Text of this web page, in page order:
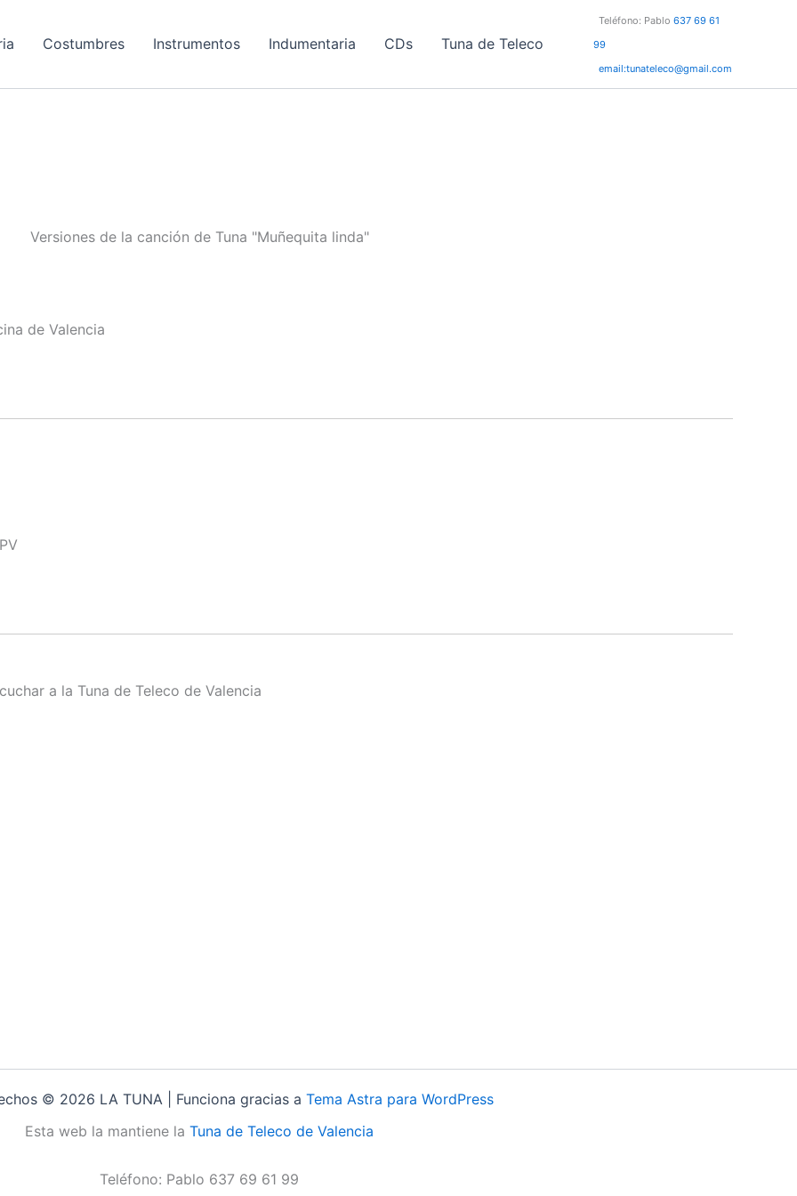
Costumbres Instrumentos Indumentaria CDs Tuna de Teleco
Teléfono: Pablo 637 69 61
99
email:tunateleco@gmail.com
Versiones de la canción de Tuna "Muñequita linda"
de Valencia
a la Tuna de Teleco de Valencia
© 2026 LA TUNA | Funciona gracias a Tema Astra para WordPress
Esta web la mantiene la Tuna de Teleco de Valencia
Teléfono: Pablo 637 69 61 99